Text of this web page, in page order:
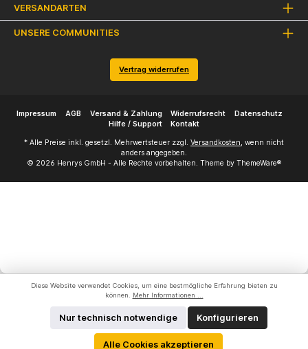
VERSANDARTEN
UNSERE COMMUNITIES
Vertrag widerrufen
Impressum AGB Versand & Zahlung Widerrufsrecht
Datenschutz
Hilfe / Support
Kontakt
* Alle Preise inkl. gesetzl. Mehrwertsteuer zzgl. Versandkosten, wenn nicht
anders angegeben.
© 2026 Henrys GmbH - Alle Rechte vorbehalten. Theme by ThemeWare®
Diese Website verwendet Cookies, um eine bestmögliche Erfahrung bieten zu
können.
Mehr Informationen ...
Nur technisch notwendige Konfigurieren
Alle Cookies akzeptieren